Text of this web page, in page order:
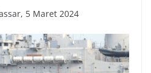
5 Maret 2024